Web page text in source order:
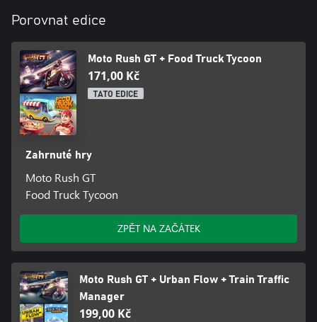
Porovnat edice
Moto Rush GT + Food Truck Tycoon
171,00 Kč
TATO EDICE
Zahrnuté hry
Moto Rush GT
Food Truck Tycoon
ZPĚT NA ZAČÁTEK
Moto Rush GT + Urban Flow + Train Traffic
Manager
199,00 Kč